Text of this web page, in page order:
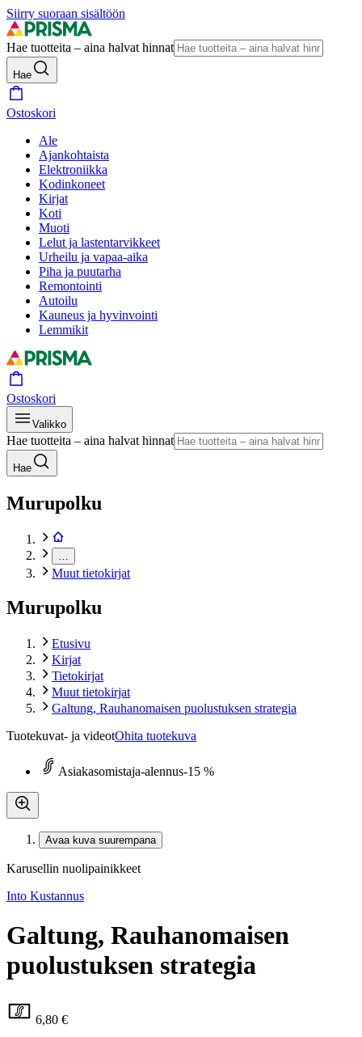
Siirry suoraan sisältöön
Hae tuotteita – aina halvat hinnat
Hae
Ostoskori
Ale
Ajankohtaista
Elektroniikka
Kodinkoneet
Kirjat
Koti
Muoti
Lelut ja lastentarvikkeet
Urheilu ja vapaa-aika
Piha ja puutarha
Remontointi
Autoilu
Kauneus ja hyvinvointi
Lemmikit
Ostoskori
Valikko
Hae tuotteita – aina halvat hinnat
Hae
Murupolku
Muut tietokirjat
Murupolku
Etusivu
Kirjat
Tietokirjat
Muut tietokirjat
Galtung, Rauhanomaisen puolustuksen strategia
Tuotekuvat- ja videotOhita tuotekuva
Asiakasomistaja-alennus-15 %
Avaa kuva suurempana
Karusellin nuolipainikkeet
Into Kustannus
Galtung, Rauhanomaisen
puolustuksen strategia
6,80 €